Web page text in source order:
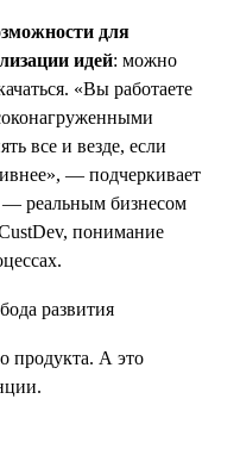
для
идей: можно
«Вы работаете
все и везде, если
— подчеркивает
— реальным бизнесом
понимание
продукта. А это